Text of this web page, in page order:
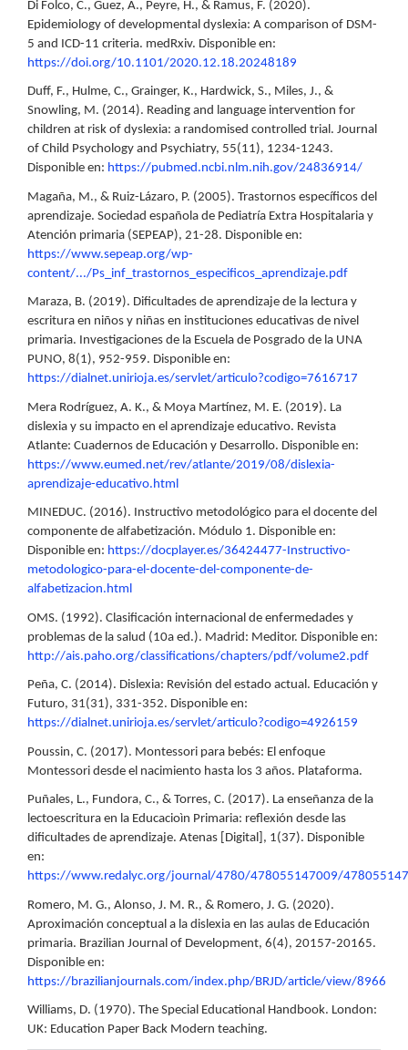
Di Folco, C., Guez, A., Peyre, H., & Ramus, F. (2020).
Epidemiology of developmental dyslexia: A comparison of DSM-
5 and ICD-11 criteria. medRxiv. Disponible en:
https://doi.org/10.1101/2020.12.18.20248189
Duff, F., Hulme, C., Grainger, K., Hardwick, S., Miles, J., &
Snowling, M. (2014). Reading and language intervention for
children at risk of dyslexia: a randomised controlled trial. Journal
of Child Psychology and Psychiatry, 55(11), 1234-1243.
Disponible en: https://pubmed.ncbi.nlm.nih.gov/24836914/
Magaña, M., & Ruiz-Lázaro, P. (2005). Trastornos específicos del
aprendizaje. Sociedad española de Pediatría Extra Hospitalaria y
Atención primaria (SEPEAP), 21-28. Disponible en:
https://www.sepeap.org/wp-
content/.../Ps_inf_trastornos_especificos_aprendizaje.pdf
Maraza, B. (2019). Dificultades de aprendizaje de la lectura y
escritura en niños y niñas en instituciones educativas de nivel
primaria. Investigaciones de la Escuela de Posgrado de la UNA
PUNO, 8(1), 952-959. Disponible en:
https://dialnet.unirioja.es/servlet/articulo?codigo=7616717
Mera Rodríguez, A. K., & Moya Martínez, M. E. (2019). La
dislexia y su impacto en el aprendizaje educativo. Revista
Atlante: Cuadernos de Educación y Desarrollo. Disponible en:
https://www.eumed.net/rev/atlante/2019/08/dislexia-
aprendizaje-educativo.html
MINEDUC. (2016). Instructivo metodológico para el docente del
componente de alfabetización. Módulo 1. Disponible en:
Disponible en: https://docplayer.es/36424477-Instructivo-
metodologico-para-el-docente-del-componente-de-
alfabetizacion.html
OMS. (1992). Clasificación internacional de enfermedades y
problemas de la salud (10a ed.). Madrid: Meditor. Disponible en:
http://ais.paho.org/classifications/chapters/pdf/volume2.pdf
Peña, C. (2014). Dislexia: Revisión del estado actual. Educación y
Futuro, 31(31), 331-352. Disponible en:
https://dialnet.unirioja.es/servlet/articulo?codigo=4926159
Poussin, C. (2017). Montessori para bebés: El enfoque
Montessori desde el nacimiento hasta los 3 años. Plataforma.
Puñales, L., Fundora, C., & Torres, C. (2017). La enseñanza de la
lectoescritura en la Educacioìn Primaria: reflexión desde las
dificultades de aprendizaje. Atenas [Digital], 1(37). Disponible
en:
https://www.redalyc.org/journal/4780/478055147009/
Romero, M. G., Alonso, J. M. R., & Romero, J. G. (2020).
Aproximación conceptual a la dislexia en las aulas de Educación
primaria. Brazilian Journal of Development, 6(4), 20157-20165.
Disponible en:
https://brazilianjournals.com/index.php/BRJD/article/view/8966
Williams, D. (1970). The Special Educational Handbook. London:
UK: Education Paper Back Modern teaching.